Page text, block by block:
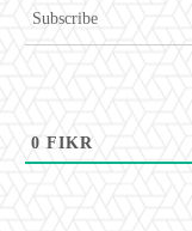
Subscribe
0 FIKR